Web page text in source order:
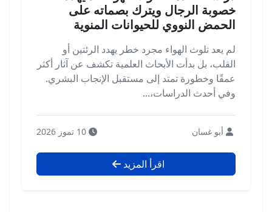
خصوبة الرجال ويترك بصماته على
الحمض النووي للحيوانات المنوية
لم يعد تلوث الهواء مجرد خطر يهدد الرئتين أو
القلب، بل بدأت الأبحاث العلمية تكشف عن آثار أكثر
عمقًا وخطورة تمتد إلى مستقبل الإنجاب البشري.
وفي أحدث الدراسات،...
أبو غسان
اقرأ المزيد